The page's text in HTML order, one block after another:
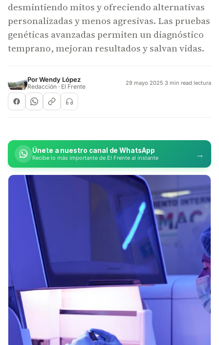
desmintiendo mitos y ofreciendo alternativas
personalizadas y menos agresivas. Las pruebas
genéticas avanzadas permiten un diagnóstico
temprano, mejoran resultados y salvan vidas.
PorWendy López
Redacción · El Frente 29 mayo 2025·3 min read lectura
Únete a nuestro canal de WhatsApp
Recibe lo más importante de El Frente al instante →